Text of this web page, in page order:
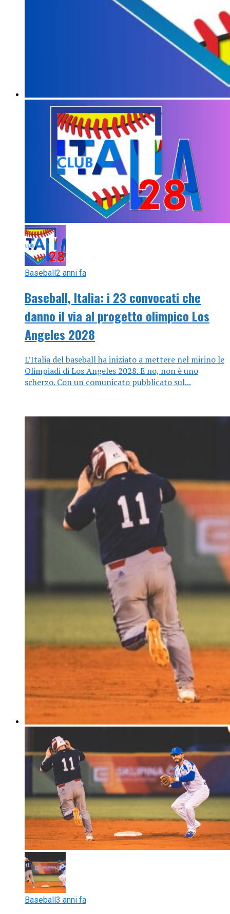
Baseball2 anni fa
Baseball, Italia: i 23 convocati che
danno il via al progetto olimpico Los
Angeles 2028
L’Italia del baseball ha iniziato a mettere nel mirino le
Olimpiadi di Los Angeles 2028. E no, non è uno
scherzo. Con un comunicato pubblicato sul...
Baseball3 anni fa